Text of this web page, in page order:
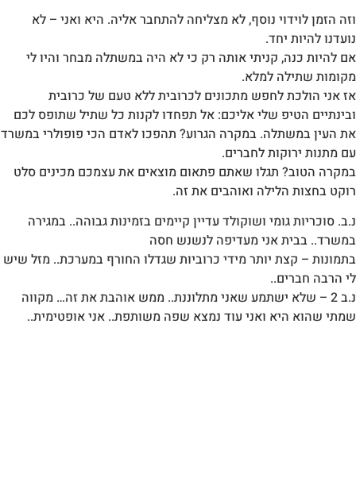
וזה הזמן לוידוי נוסף, לא מצליחה להתחבר אליה. היא ואני – לא
נועדנו להיות יחד.
אם להיות כנה, קניתי אותה רק כי לא היה במשתלה מבחר והיו לי
מקומות שתילה למלא.
אז אני הולכת לחפש מתכונים לכרובית ללא טעם של כרובית
ובינתיים הטיפ שלי אליכם: אל תפחדו לקנות כל שתיל שתופס לכם
את העין במשתלה. במקרה הגרוע? תהפכו לאדם הכי פופולרי במשרד
עם מתנות ירוקות לחברים.
במקרה הטוב? תגלו שאתם פתאום מוצאים את עצמכם מכינים סלט
רוקט בחצות הלילה ואוהבים את זה.
נ.ב. סוכריות גומי ושוקולד עדיין קיימים בזמינות גבוהה.. במגירה
במשרד.. בבית אני מעדיפה לנשנש חסה
בתמונות – קצת יותר מידי כרוביות שגדלו החורף במערכת.. מזל שיש
לי הרבה חברים..
נ.ב 2 – שלא ישתמע שאני מתלוננת.. ממש אוהבת את זה… מקווה
שמתי שהוא היא ואני עוד נמצא שפה משותפת.. אני אופטימית..